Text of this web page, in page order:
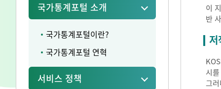
국가통계포털 소개
국가통계포털이란?
국가통계포털 연혁
서비스 정책
이
반
저
시
그